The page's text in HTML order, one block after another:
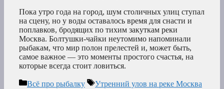
Пока утро года на город, шум столичных улиц ступал
на сцену, но у воды оставалось время для снасти и
поплавков, бродящих по тихим закуткам реки
Москва. Болтушки-чайки неутомимо напоминали
рыбакам, что мир полон прелестей и, может быть,
самое важное — это моменты простого счастья, на
которые всегда стоит ловиться.
Рубрики
Всё про рыбалку Метки
Утренний улов на реке Москва